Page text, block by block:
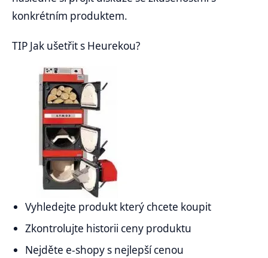
konkrétním produktem.
TIP Jak ušetřit s Heurekou?
Vyhledejte produkt který chcete koupit
Zkontrolujte historii ceny produktu
Nejděte e-shopy s nejlepší cenou